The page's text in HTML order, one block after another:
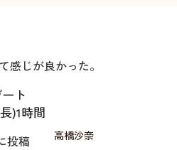
感じが良かった。
ト
)1時間
投稿 高橋沙奈